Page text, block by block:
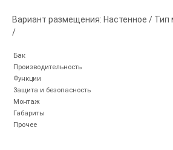
Вариант размещения: Настенное /
/
Бак
Производительность
Функции
Защита и безопасность
Монтаж
Габариты
Прочее